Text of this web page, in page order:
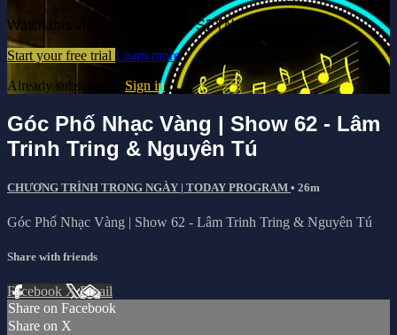
Watch this video and more on SBTN GO
Start your free trial Learn more
Already subscribed? Sign in
Góc Phố Nhạc Vàng | Show 62 - Lâm
Trinh Tring & Nguyên Tú
CHƯƠNG TRÌNH TRONG NGÀY | TODAY PROGRAM • 26m
Góc Phố Nhạc Vàng | Show 62 - Lâm Trinh Tring & Nguyên Tú
Share with friends
Facebook XEmail
Share on Facebook
Share on X